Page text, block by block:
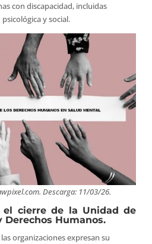
con discapacidad, incluidas
y social.
Descarga: 11/03/26.
el cierre de la Unidad de
Derechos Humanos.
organizaciones expresan su